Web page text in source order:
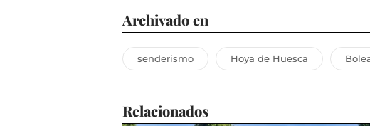
Archivado en
senderismo Hoya de Huesca
Relacionados